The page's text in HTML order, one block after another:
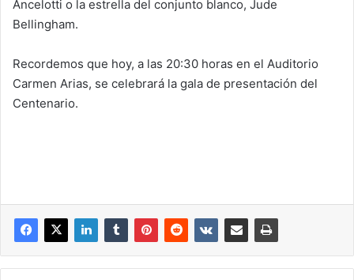
Ancelotti o la estrella del conjunto blanco, Jude
Bellingham.
Recordemos que hoy, a las 20:30 horas en el Auditorio
Carmen Arias, se celebrará la gala de presentación del
Centenario.